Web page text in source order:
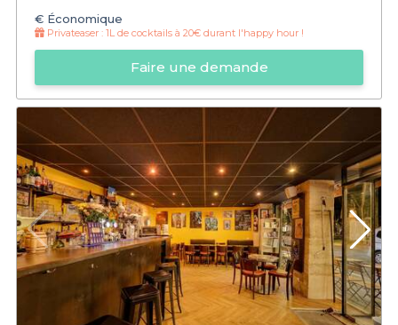
€ Économique
Privateaser : 1L de cocktails à 20€ durant l'happy hour !
Faire une demande